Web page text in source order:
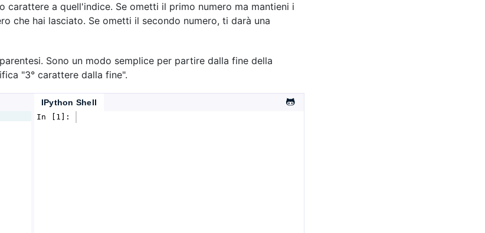
carattere a quell'indice. Se ometti il primo numero ma mantieni i
che hai lasciato. Se ometti il secondo numero, ti darà una
Sono un modo semplice per partire dalla fine della
"3° carattere dalla fine".
IPython Shell
In [1]: